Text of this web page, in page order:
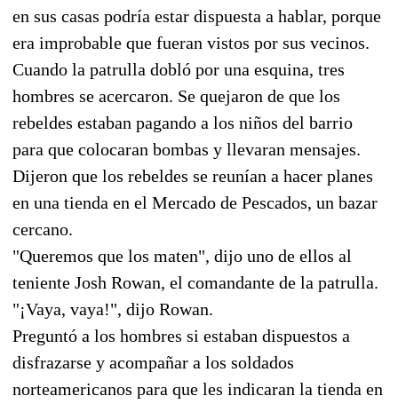
en sus casas podría estar dispuesta a hablar, porque
era improbable que fueran vistos por sus vecinos.
Cuando la patrulla dobló por una esquina, tres
hombres se acercaron. Se quejaron de que los
rebeldes estaban pagando a los niños del barrio
para que colocaran bombas y llevaran mensajes.
Dijeron que los rebeldes se reunían a hacer planes
en una tienda en el Mercado de Pescados, un bazar
cercano.
"Queremos que los maten", dijo uno de ellos al
teniente Josh Rowan, el comandante de la patrulla.
"¡Vaya, vaya!", dijo Rowan.
Preguntó a los hombres si estaban dispuestos a
disfrazarse y acompañar a los soldados
norteamericanos para que les indicaran la tienda en